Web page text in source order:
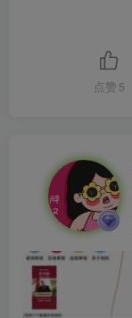
点赞 5